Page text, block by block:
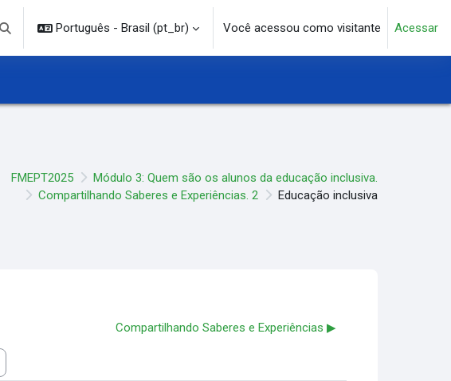
Alternar entrada de pesquisa
Português - Brasil ‎(pt_br)‎ Você acessou como visitante Acessar
FMEPT2025
Módulo 3: Quem são os alunos da educação inclusiva.
Compartilhando Saberes e Experiências. 2
Educação inclusiva
Compartilhando Saberes e Experiências ▶︎